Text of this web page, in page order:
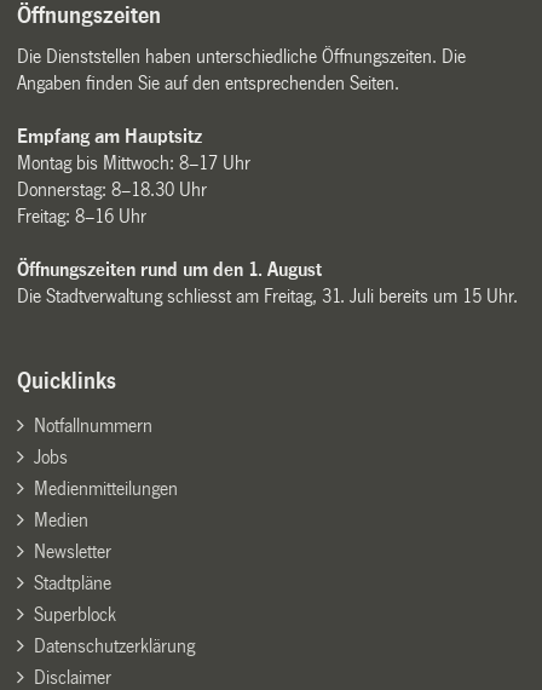
Öffnungszeiten
Die Dienststellen haben unterschiedliche Öffnungszeiten. Die
Angaben finden Sie auf den entsprechenden Seiten.
Empfang am Hauptsitz
Montag bis Mittwoch: 8–17 Uhr
Donnerstag: 8–18.30 Uhr
Freitag: 8–16 Uhr
Öffnungszeiten rund um den 1. August
Die Stadtverwaltung schliesst am Freitag, 31. Juli bereits um 15 Uhr.
Quicklinks
Notfallnummern
Jobs
Medienmitteilungen
Medien
Newsletter
Stadtpläne
Superblock
Datenschutzerklärung
Disclaimer